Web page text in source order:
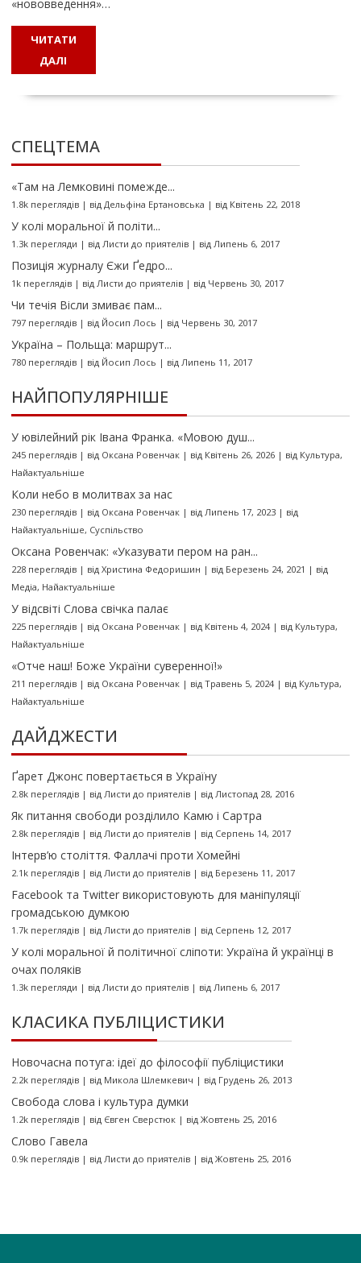
«нововведення»…
ЧИТАТИ
ДАЛІ
СПЕЦТЕМА
«Там на Лемковині помежде...
1.8k переглядів| від Дельфіна Ертановська | від Квітень 22, 2018
У колі моральної й політи...
1.3k перегляди | від Листи до приятелів| від Липень 6, 2017
Позиція журналу Єжи Ґедро...
1k переглядів| від Листи до приятелів| від Червень 30, 2017
Чи течія Вісли змиває пам...
797 переглядів| від Йосип Лось | від Червень 30, 2017
Україна – Польща: маршрут...
780 переглядів| від Йосип Лось | від Липень 11, 2017
НАЙПОПУЛЯРНІШЕ
У ювілейний рік Івана Франка. «Мовою душ...
245 переглядів| від Оксана Ровенчак| від Квітень 26, 2026| від Культура,
Найактуальніше
Коли небо в молитвах за нас
230 переглядів| від Оксана Ровенчак| від Липень 17, 2023| від
Найактуальніше, Суспільство
Оксана Ровенчак: «Указувати пером на ран...
228 переглядів| від Христина Федоришин | від Березень 24, 2021 | від
Медіа, Найактуальніше
У відсвіті Слова свічка палає
225 переглядів| від Оксана Ровенчак| від Квітень 4, 2024| від Культура,
Найактуальніше
«Отче наш! Боже України суверенної!»
211 переглядів| від Оксана Ровенчак| від Травень 5, 2024| від Культура,
Найактуальніше
ДАЙДЖЕСТИ
Ґарет Джонс повертається в Україну
2.8k переглядів| від Листи до приятелів| від Листопад 28, 2016
Як питання свободи розділило Камю і Сартра
2.8k переглядів| від Листи до приятелів| від Серпень 14, 2017
Інтерв’ю століття. Фаллачі проти Хомейні
2.1k переглядів| від Листи до приятелів| від Березень 11, 2017
Facebook та Twitter використовують для маніпуляції
громадською думкою
1.7k переглядів| від Листи до приятелів| від Серпень 12, 2017
У колі моральної й політичної сліпоти: Україна й українці в
очах поляків
1.3k перегляди | від Листи до приятелів| від Липень 6, 2017
КЛАСИКА ПУБЛІЦИСТИКИ
Новочасна потуга: ідеї до філософії публіцистики
2.2k переглядів| від Микола Шлемкевич | від Грудень 26, 2013
Свобода слова і культура думки
1.2k переглядів| від Євген Сверстюк| від Жовтень 25, 2016
Слово Гавела
0.9k переглядів| від Листи до приятелів| від Жовтень 25, 2016